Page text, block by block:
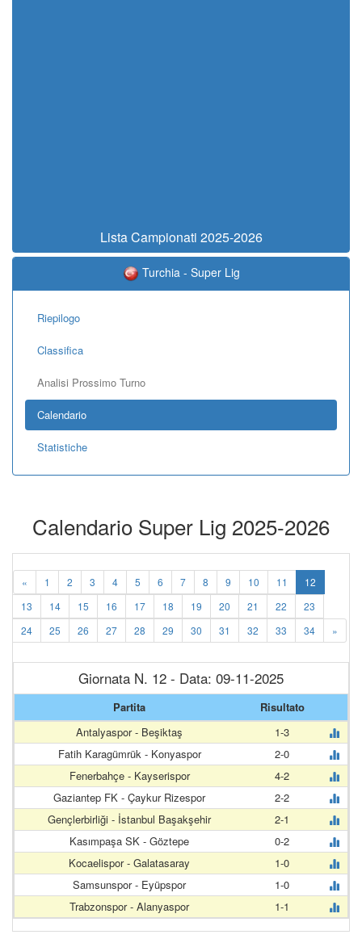
Lista Campionati 2025-2026
Turchia - Super Lig
Riepilogo
Classifica
Analisi Prossimo Turno
Calendario
Statistiche
Calendario Super Lig 2025-2026
« 1 2 3 4 5 6 7 8 9 10 11
12
13
14 15 16 17 18 19 20 21 22
23
24
25 26 27 28 29 30 31 32 33 34 »
Giornata N. 12 - Data: 09-11-2025
Partita
Risultato
Antalyaspor - Beşiktaş
1-3
Fatih Karagümrük - Konyaspor
2-0
Fenerbahçe - Kayserispor
4-2
Gaziantep FK - Çaykur Rizespor
2-2
Gençlerbirliği - İstanbul Başakşehir
2-1
Kasımpaşa SK - Göztepe
0-2
Kocaelispor - Galatasaray
1-0
Samsunspor - Eyüpspor
1-0
Trabzonspor - Alanyaspor
1-1